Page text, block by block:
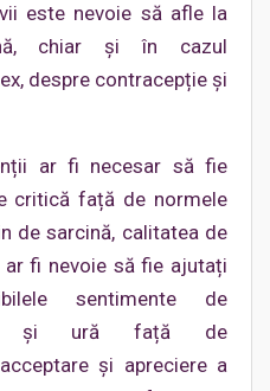
este nevoie să afle la
chiar și în cazul
despre contracepție și
ar fi necesar să fie
critică față de normele
de sarcină, calitatea de
fi nevoie să fie ajutați
sentimente de
și ură față de
și apreciere a